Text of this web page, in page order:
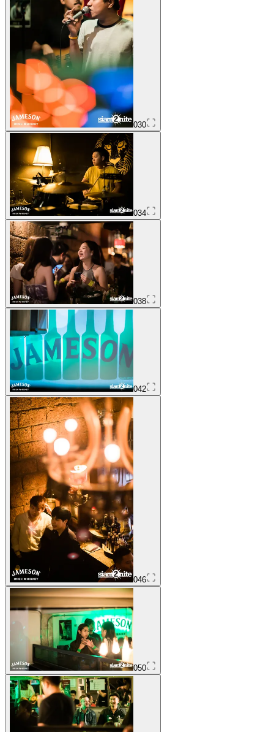
030
034
038
042
046
050